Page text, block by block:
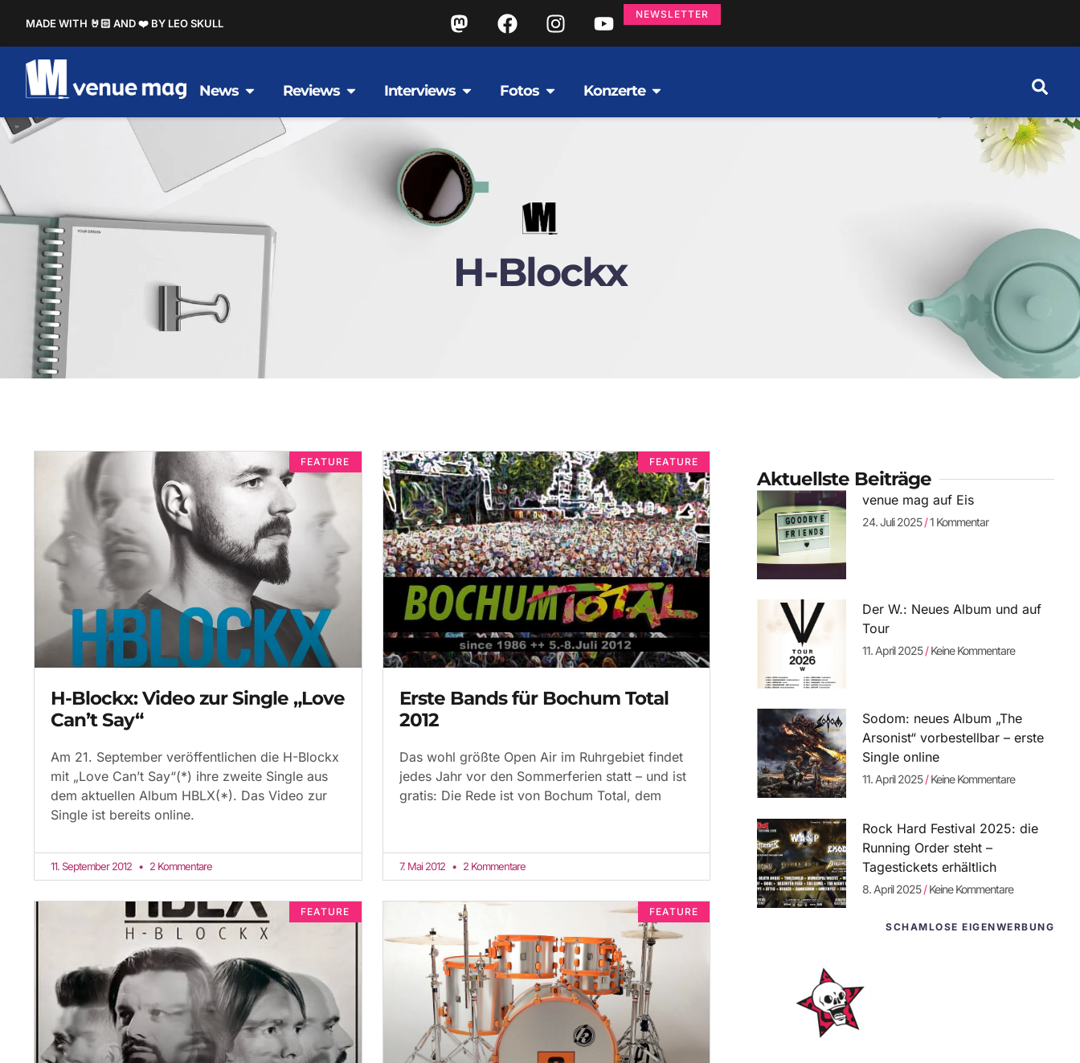
MADE WITH 🤘🏻 AND ❤️ BY LEO SKULL
NEWSLETTER
News Reviews Interviews Fotos Konzerte
H-Blockx
FEATURE
H-Blockx: Video zur Single „Love
Can’t Say“
Am 21. September veröffentlichen die H-Blockx
mit „Love Can’t Say“(*) ihre zweite Single aus
dem aktuellen Album HBLX(*). Das Video zur
Single ist bereits online.
11. September 2012 2 Kommentare
FEATURE
Erste Bands für Bochum Total
2012
Das wohl größte Open Air im Ruhrgebiet findet
jedes Jahr vor den Sommerferien statt – und ist
gratis: Die Rede ist von Bochum Total, dem
7. Mai 2012 2 Kommentare
FEATURE FEATURE
Aktuellste Beiträge
venue mag auf Eis
24. Juli 2025 1 Kommentar
Der W.: Neues Album und auf
Tour
11. April 2025 Keine Kommentare
Sodom: neues Album „The
Arsonist“ vorbestellbar – erste
Single online
11. April 2025 Keine Kommentare
Rock Hard Festival 2025: die
Running Order steht –
Tagestickets erhältlich
8. April 2025 Keine Kommentare
SCHAMLOSE EIGENWERBUNG